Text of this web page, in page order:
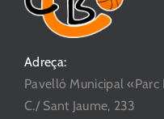
Adreça:
Pavelló Municipal
C./ Sant Jaume, 233